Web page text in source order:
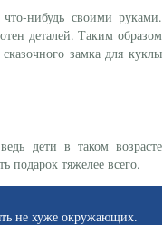
нибудь своими руками.
деталей. Таким образом
замка для куклы
дети в таком возрасте
подарок тяжелее всего.
не хуже окружающих.